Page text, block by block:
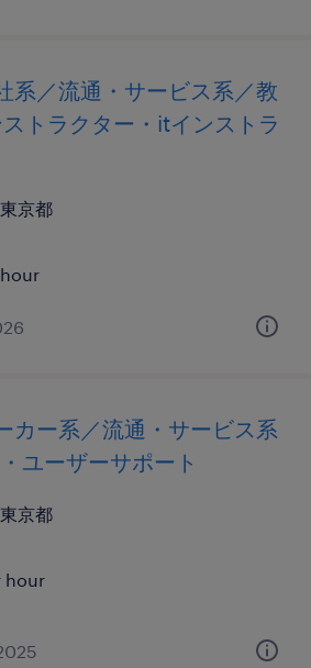
系／流通・サービス系／教
トラクター・itインストラ
京都
カー系／流通・サービス系
ユーザーサポート
京都
hour